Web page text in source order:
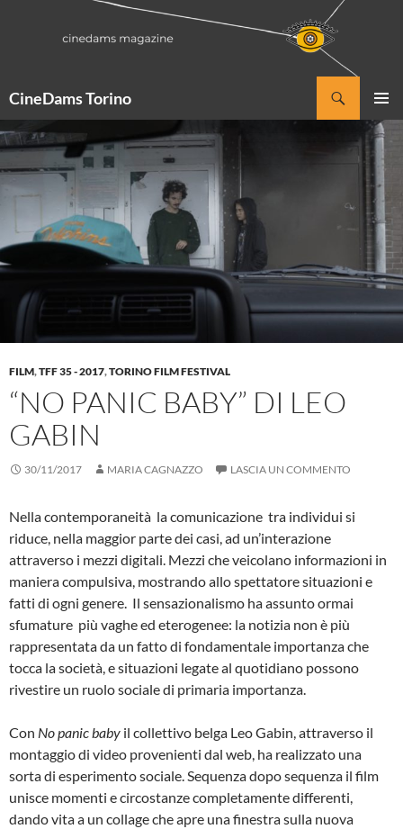
CineDams Torino
MENU
FILM,TFF 35 - 2017,TORINO FILM FESTIVAL
“NO PANIC BABY” DI LEO
GABIN
30/11/2017 MARIA CAGNAZZO LASCIA UN COMMENTO
Nella contemporaneità la comunicazione tra individui si
riduce, nella maggior parte dei casi, ad un’interazione
attraverso i mezzi digitali. Mezzi che veicolano informazioni in
maniera compulsiva, mostrando allo spettatore situazioni e
fatti di ogni genere. Il sensazionalismo ha assunto ormai
sfumature più vaghe ed eterogenee: la notizia non è più
rappresentata da un fatto di fondamentale importanza che
tocca la società, e situazioni legate al quotidiano possono
rivestire un ruolo sociale di primaria importanza.
Con No panic baby il collettivo belga Leo Gabin, attraverso il
montaggio di video provenienti dal web, ha realizzato una
sorta di esperimento sociale. Sequenza dopo sequenza il film
unisce momenti e circostanze completamente differenti,
dando vita a un collage che apre una finestra sulla nuova